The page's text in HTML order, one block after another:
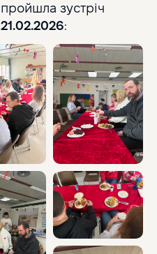
пройшла зустріч
21.02.2026: